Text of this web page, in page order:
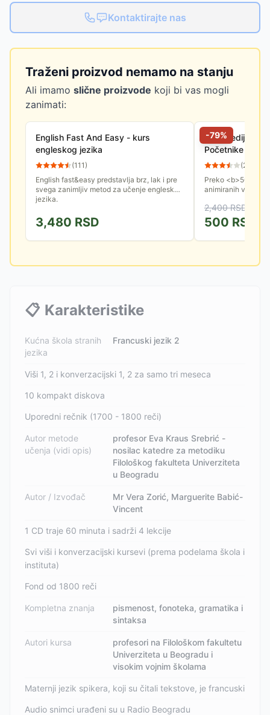
Kontaktirajte nas
Traženi proizvod nemamo na stanju
Ali imamo slične proizvode koji bi vas mogli
zanimati:
English Fast And Easy - kurs
engleskog jezika
(111)
English fast&easy predstavlja brz, lak i pre
svega zanimljiv metod za učenje engleskog
jezika.
3,480 RSD
-79%
Multimedijalni kurs -
Početnike
(248
Preko <b>50
animiranih video
raznim situacijama
2,400RSD
500 RSD
📋 Karakteristike
Kućna škola stranih
jezika
Francuski jezik 2
Viši 1, 2 i konverzacijski 1, 2 za samo tri meseca
10 kompakt diskova
Uporedni rečnik (1700 - 1800 reči)
Autor metode
učenja (vidi opis)
profesor Eva Kraus Srebrić -
nosilac katedre za metodiku
Filološkog fakulteta Univerziteta
u Beogradu
Autor / Izvođač
Mr Vera Zorić, Marguerite Babić-
Vincent
1 CD traje 60 minuta i sadrži 4 lekcije
Svi viši i konverzacijski kursevi (prema podelama škola i
instituta)
Fond od 1800 reči
Kompletna znanja
pismenost, fonoteka, gramatika i
sintaksa
Autori kursa
profesori na Filološkom fakultetu
Univerziteta u Beogradu i
visokim vojnim školama
Maternji jezik spikera, koji su čitali tekstove, je francuski
Audio snimci urađeni su u Radio Beogradu